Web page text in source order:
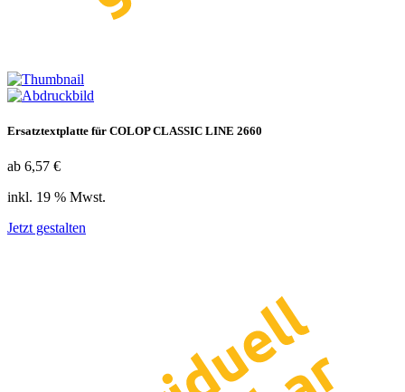
Ersatztextplatte für COLOP CLASSIC LINE 2660
ab 6,57 €
inkl. 19 % Mwst.
Jetzt gestalten